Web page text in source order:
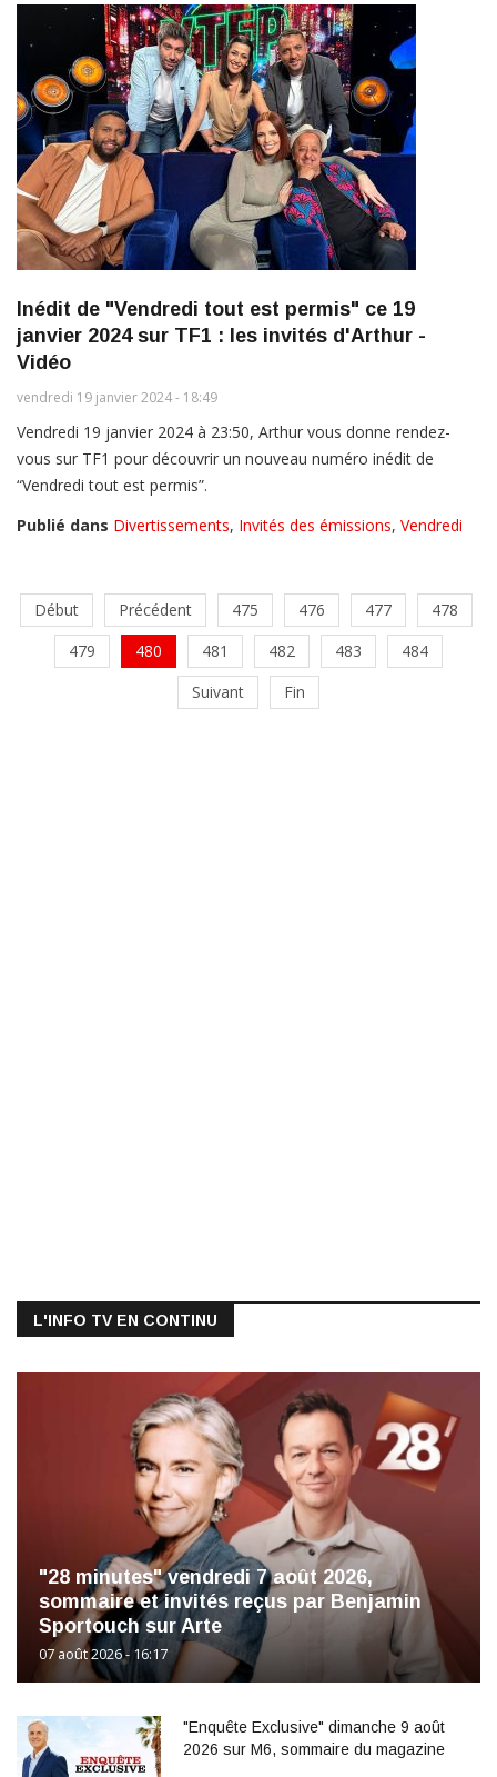
Inédit de "Vendredi tout est permis" ce 19
janvier 2024 sur TF1 : les invités d'Arthur -
Vidéo
vendredi 19 janvier 2024 - 18:49
Vendredi 19 janvier 2024 à 23:50, Arthur vous donne rendez-
vous sur TF1 pour découvrir un nouveau numéro inédit de
“Vendredi tout est permis”.
Publié dans Divertissements, Invités des émissions, Vendredi
Début Précédent 475 476 477
478
479
480 481 482 483
484
Suivant
Fin
L'INFO TV EN CONTINU
"28 minutes" vendredi 7 août 2026,
sommaire et invités reçus par Benjamin
Sportouch sur Arte
07 août 2026 - 16:17
"Enquête Exclusive" dimanche 9 août
2026 sur M6, sommaire du magazine